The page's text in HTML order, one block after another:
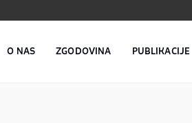
O NAS ZGODOVINA PUBLIKACIJE